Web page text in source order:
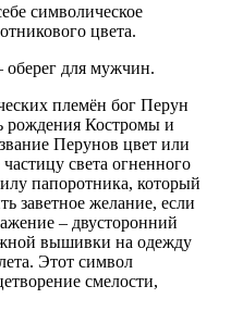
символическое
цвета.
для мужчин.
племён бог Перун
рождения Костромы и
Перунов цвет или
света огненного
папоротника, который
заветное желание, если
– двусторонний
вышивки на одежду
Этот символ
смелости,